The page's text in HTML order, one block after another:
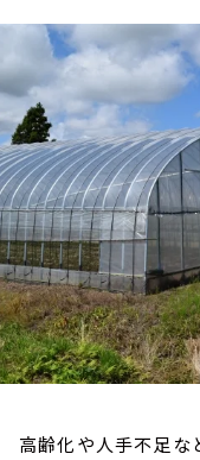
お知らせ
イベント・グ
YouTube
会社情報
高齢化や人手不足な